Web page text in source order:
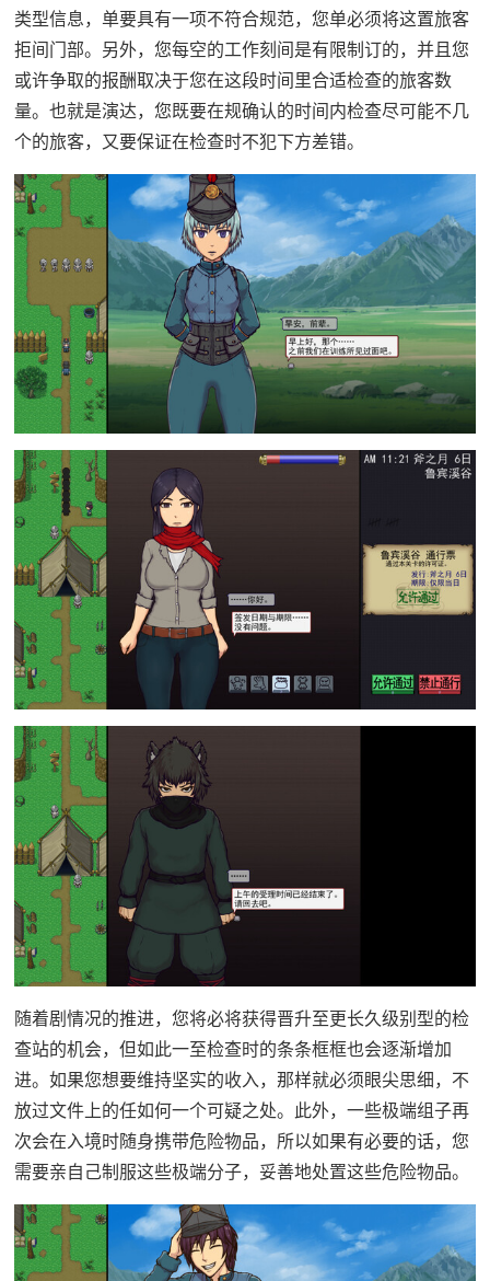
类型信息，单要具有一项不符合规范，您单必须将这置旅客
拒间门部。另外，您每空的工作刻间是有限制订的，并且您
或许争取的报酬取决于您在这段时间里合适检查的旅客数
量。也就是演达，您既要在规确认的时间内检查尽可能不几
个的旅客，又要保证在检查时不犯下方差错。
随着剧情况的推进，您将必将获得晋升至更长久级别型的检
查站的机会，但如此一至检查时的条条框框也会逐渐增加
进。如果您想要维持坚实的收入，那样就必须眼尖思细，不
放过文件上的任如何一个可疑之处。此外，一些极端组子再
次会在入境时随身携带危险物品，所以如果有必要的话，您
需要亲自己制服这些极端分子，妥善地处置这些危险物品。